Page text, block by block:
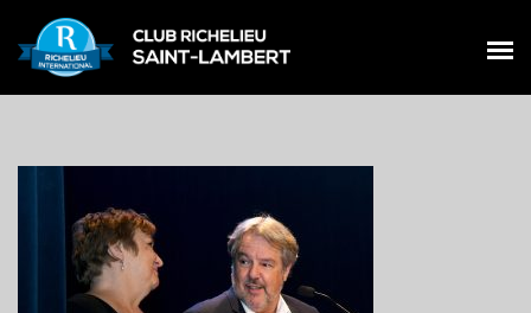
ŒUVRES
ÉVÉNEMENTS
MEMBRES
ŒUVRES
ÉVÉNEMENTS